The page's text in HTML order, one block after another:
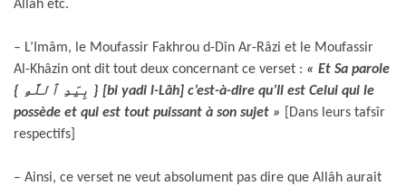
Allâh etc.
– L’Imâm, le Moufassir Fakhrou d-Dîn Ar-Râzi et le Moufassir
Al-Khâzin ont dit tout deux concernant ce verset : « Et Sa parole
{ بِيَدِ ٱللَّهِ } [bi yadi l-Lâh] c’est-à-dire qu’Il est Celui qui le
possède et qui est tout puissant à son sujet »
[Dans leurs tafsîr
respectifs]
– Ainsi, ce verset ne veut absolument pas dire que Allâh aurait